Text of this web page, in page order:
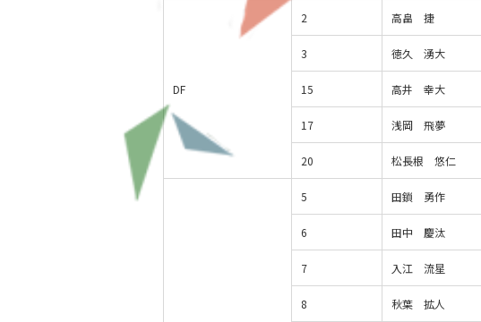
DF
2 高畠 捷
3 徳久 湧大
15 高井 幸大
17 浅岡 飛夢
20 松長根 悠仁
5 田鎖 勇作
6 田中 慶汰
7 入江 流星
8 秋葉 拡人